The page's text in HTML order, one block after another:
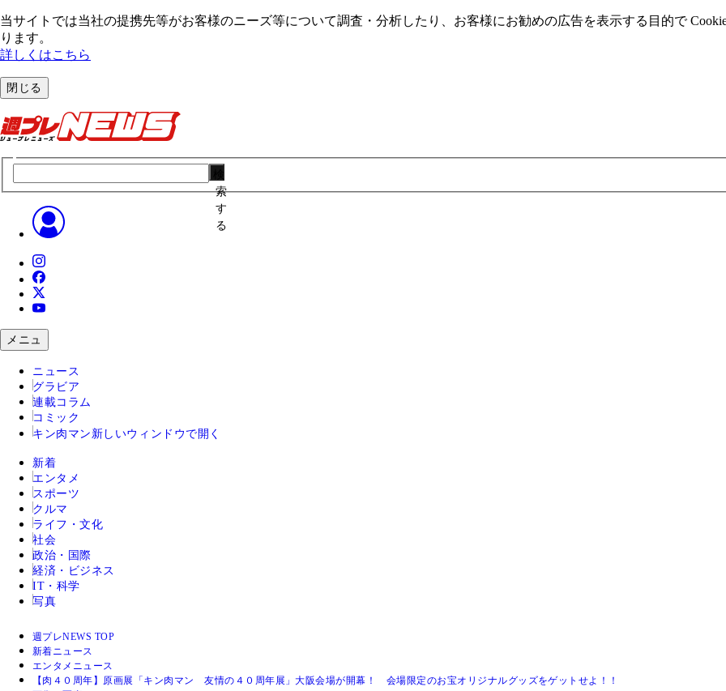
当サイトでは当社の提携先等がお客様のニーズ等について調査・分析したり、お客様にお勧めの広告を表⽰する⽬的で
ります。
詳しくはこちら
閉じる
索
す
る
メニュ
ニュース
グラビア
連載コラム
コミック
キン肉マン 新しいウィンドウで開く
新着
エンタメ
スポーツ
クルマ
ライフ・文化
社会
政治・国際
経済・ビジネス
IT・科学
写真
週プレNEWS TOP
新着ニュース
エンタメニュース
【肉４０周年】原画展「キン肉マン 友情の４０周年展」大阪会場が開幕！ 会場限定のお宝オリジナルグッズをゲットせよ！！